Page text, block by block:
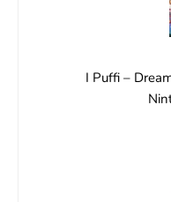
I Puffi –